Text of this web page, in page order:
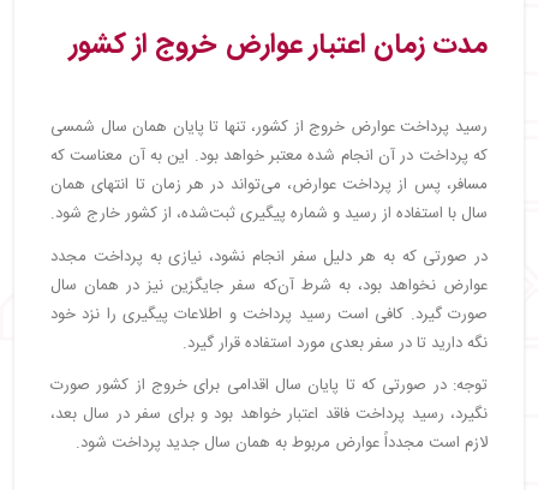
مدت‌ زمان اعتبار عوارض خروج از کشور
رسید پرداخت عوارض خروج از کشور، تنها تا پایان همان سال شمسی
که پرداخت در آن انجام شده معتبر خواهد بود. این به آن معناست که
مسافر، پس از پرداخت عوارض، می‌تواند در هر زمان تا انتهای همان
سال با استفاده از رسید و شماره پیگیری ثبت‌شده، از کشور خارج شود.
در صورتی‌ که به هر دلیل سفر انجام نشود، نیازی به پرداخت مجدد
عوارض نخواهد بود، به شرط آن‌که سفر جایگزین نیز در همان سال
صورت گیرد. کافی است رسید پرداخت و اطلاعات پیگیری را نزد خود
نگه دارید تا در سفر بعدی مورد استفاده قرار گیرد.
توجه: در صورتی‌ که تا پایان سال اقدامی برای خروج از کشور صورت
نگیرد، رسید پرداخت فاقد اعتبار خواهد بود و برای سفر در سال بعد،
لازم است مجدداً عوارض مربوط به همان سال جدید پرداخت شود.